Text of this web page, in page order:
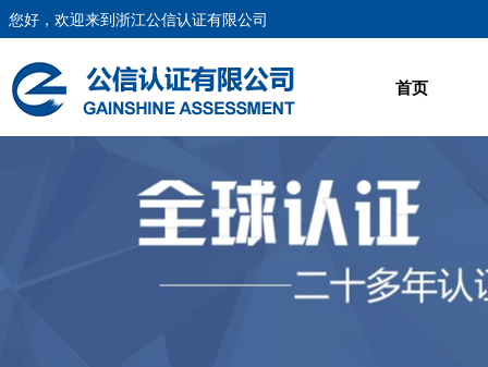
您好，欢迎来到浙江公信认证有限公司
首页